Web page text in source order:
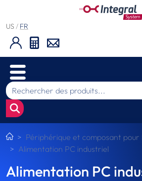
US / FR
Périphérique et composant pour
Alimentation PC industriel
Alimentation PC